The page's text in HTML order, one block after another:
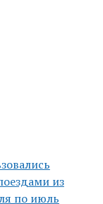
из
по июль